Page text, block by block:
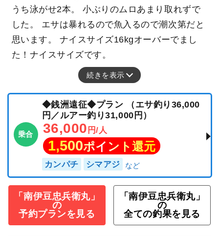
うち泳がせ2本。 小ぶりのムロあまり取れずで
した。 エサは暴れるので魚入るので潮次第だと
思います。 ナイスサイズ16kgオーバーでまし
た！ナイスサイズです。
続きを表示
乗合
◆銭洲遠征◆プラン （エサ釣り36,000
円／ルアー釣り31,000円）
36,000 円/人
1,500ポイント還元
カンパチ シマアジ
「南伊豆忠兵衛丸」
の
予約プランを見る
「南伊豆忠兵衛丸」
の
全ての釣果を見る